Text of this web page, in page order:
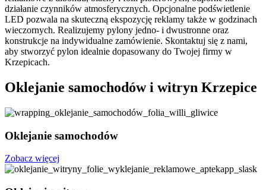
działanie czynników atmosferycznych. Opcjonalne podświetlenie
LED pozwala na skuteczną ekspozycję reklamy także w godzinach
wieczornych. Realizujemy pylony jedno- i dwustronne oraz
konstrukcje na indywidualne zamówienie. Skontaktuj się z nami,
aby stworzyć pylon idealnie dopasowany do Twojej firmy w
Krzepicach.
Oklejanie samochodów i witryn Krzepice
Oklejanie samochodów
Zobacz więcej